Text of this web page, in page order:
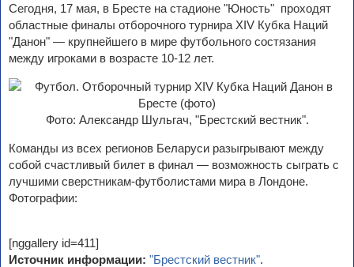
Сегодня, 17 мая, в Бресте на стадионе "Юность" проходят
областные финалы отборочного турнира XIV Кубка Наций
"Данон" — крупнейшего в мире футбольного состязания
между игроками в возрасте 10-12 лет.
Фото: Александр Шульгач, "Брестский вестник".
Команды из всех регионов Беларуси разыгрывают между
собой счастливый билет в финал — возможность сыграть с
лучшими сверстникам-футболистами мира в Лондоне.
Фотографии:
[nggallery id=411]
Источник информации: "Брестский вестник".